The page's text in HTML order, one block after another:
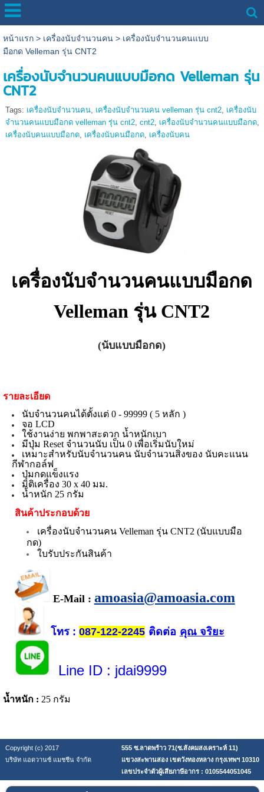
หน้าแรก> เครื่องนับจํานวนคน> เครื่องนับจำนวนคนแบบ
มือกด Velleman รุ่น CNT2
เครื่องนับจำนวนคนแบบมือกด Velleman รุ่น
CNT2
Tags: เครื่องนับจํานวนคน, เครื่องนับจำนวนคน velleman รุ่น cnt2, เครื่องนับ
จำนวนคนแบบมือกด velleman รุ่น cnt2, cnt2, เครื่องนับจำนวนคนแบบมือกด,
เครื่องนับคนแบบมือกด, เครื่องนับคนมือกด, เครื่องนับคน
เครื่องนับจำนวนคนแบบมือกด
Velleman รุ่น CNT2
(นับแบบมือกด)
รายละเอียด
นับจำนวนคนได้ตั้งแต่ 0 - 99999 ( 5 หลัก )
จอ LCD
ใช้งานง่าย พกพาสะดวก น้ำหนักเบา
มีปุ่ม Reset จำนวนนับ เป็น 0 เพื่อเริ่มนับใหม่
เหมาะสำหรับนับจำนวนคน นับจำนวนสิ่งของ นับคะแนน
กีฬากอล์ฟ
ปุ่มกดแข็งแรง
มิติเครื่อง 30 x 40 มม.
น้ำหนัก 25 กรัม
สินค้าประกอบด้วย
เครื่องนับจำนวนคน Velleman รุ่น CNT2 (นับแบบมือ
กด)
ใบรับประกันสินค้า
E-Mail : amoasia@amoasia.com
โทร: 087-122-2245ติดต่อ คุณ จริยะ
Line ID : jdai9999
น้ำหนัก : 25 กรัม
Copyright (c) 2017
555 ซ.ลาดพร้าว 71(ซ.สังคมสงเคราะห์ 11)
บริษัท แอดวานซ์ แมชชีน จำกัด
แขวงสะพานสอง เขตวังทองหลาง กรุงเทพฯ 10310
เลขประจำตัวผู้เสียภาษีอากร : 0105544051045